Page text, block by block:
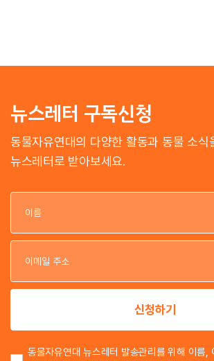
뉴스레터 구독신청
동물자유연대의 다양한 활동과 동물 소식
뉴스레터로 받아보세요.
신청하기
동물자유연대 뉴스레터 발송관리를 위해 이름,